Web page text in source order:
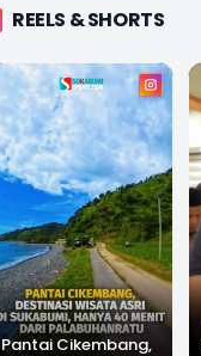
REELS & SHORTS
Pantai Cikembang,